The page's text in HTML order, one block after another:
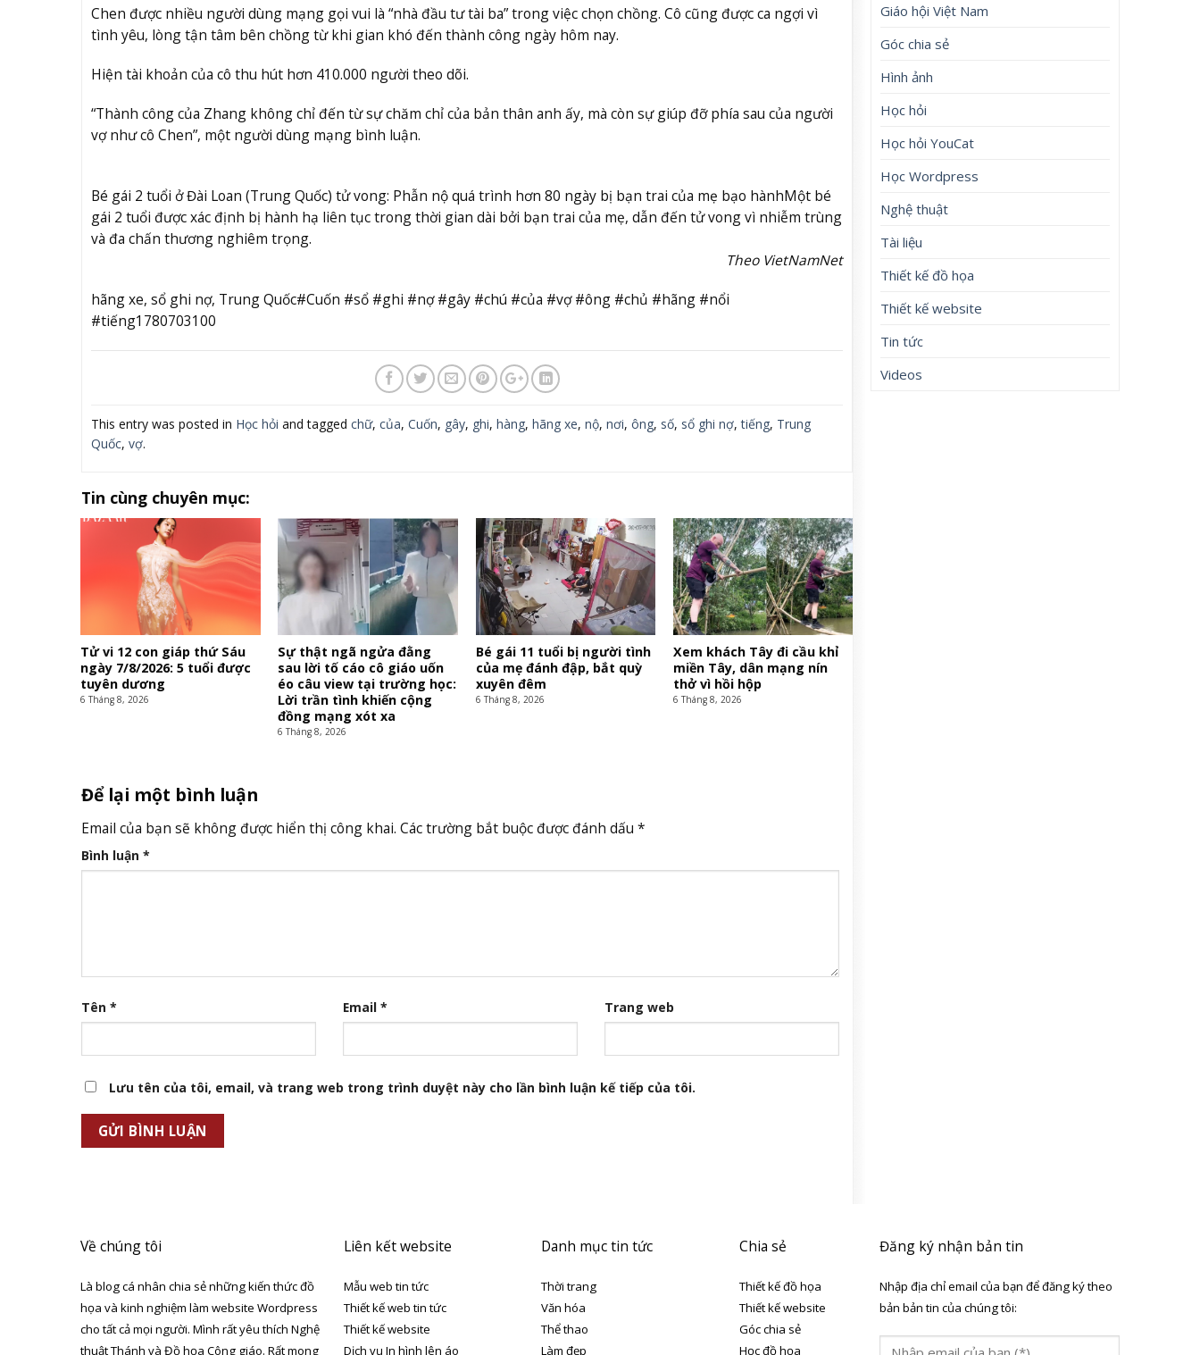
Chen được nhiều người dùng mạng gọi vui là “nhà đầu tư tài ba” trong việc chọn chồng. Cô cũng được ca ngợi vì
tình yêu, lòng tận tâm bên chồng từ khi gian khó đến thành công ngày hôm nay.
Hiện tài khoản của cô thu hút hơn 410.000 người theo dõi.
“Thành công của Zhang không chỉ đến từ sự chăm chỉ của bản thân anh ấy, mà còn sự giúp đỡ phía sau của người
vợ như cô Chen”, một người dùng mạng bình luận.
Bé gái 2 tuổi ở Đài Loan (Trung Quốc) tử vong: Phẫn nộ quá trình hơn 80 ngày bị bạn trai của mẹ bạo hànhMột bé
gái 2 tuổi được xác định bị hành hạ liên tục trong thời gian dài bởi bạn trai của mẹ, dẫn đến tử vong vì nhiễm trùng
và đa chấn thương nghiêm trọng.
Theo VietNamNet
hãng xe, sổ ghi nợ, Trung Quốc#Cuốn #sổ #ghi #nợ #gây #chú #của #vợ #ông #chủ #hãng #nổi
#tiếng1780703100
This entry was posted in Học hỏi and tagged chữ, của, Cuốn, gây, ghi, hàng, hãng xe, nộ, nơi, ông, số, sổ ghi nợ,tiếng, Trung
Quốc, vợ.
Tin cùng chuyên mục:
Tử vi 12 con giáp thứ Sáu
ngày 7/8/2026: 5 tuổi được
tuyên dương
6 Tháng 8, 2026
Sự thật ngã ngửa đằng
sau lời tố cáo cô giáo uốn
éo câu view tại trường học:
Lời trần tình khiến cộng
đồng mạng xót xa
6 Tháng 8, 2026
Bé gái 11 tuổi bị người tình
của mẹ đánh đập, bắt quỳ
xuyên đêm
6 Tháng 8, 2026
Xem khách Tây đi cầu khỉ
miền Tây, dân mạng nín
thở vì hồi hộp
6 Tháng 8, 2026
Để lại một bình luận
Email của bạn sẽ không được hiển thị công khai. Các trường bắt buộc được đánh dấu *
Bình luận *
Tên * Email * Trang web
Lưu tên của tôi, email, và trang web trong trình duyệt này cho lần bình luận kế tiếp của tôi.
Giáo hội Việt Nam
Góc chia sẻ
Hình ảnh
Học hỏi
Học hỏi YouCat
Học Wordpress
Nghệ thuật
Tài liệu
Thiết kế đồ họa
Thiết kế website
Tin tức
Videos
Về chúng tôi
Là blog cá nhân chia sẻ những kiến thức đồ
họa và kinh nghiệm làm website Wordpress
cho tất cả mọi người. Mình rất yêu thích Nghệ
thuật Thánh và Đồ họa Công giáo. Rất mong
Liên kết website
Mẫu web tin tức
Thiết kế web tin tức
Thiết kế website
Dịch vụ In hình lên áo
Danh mục tin tức
Thời trang
Văn hóa
Thể thao
Làm đẹp
Chia sẻ
Thiết kế đồ họa
Thiết kế website
Góc chia sẻ
Học đồ họa
Đăng ký nhận bản tin
Nhập địa chỉ email của bạn để đăng ký theo
bản bản tin của chúng tôi: